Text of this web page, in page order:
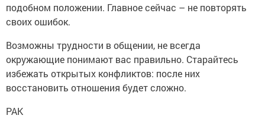
подобном положении. Главное сейчас – не повторять
своих ошибок.
Возможны трудности в общении, не всегда
окружающие понимают вас правильно. Старайтесь
избежать открытых конфликтов: после них
восстановить отношения будет сложно.
РАК